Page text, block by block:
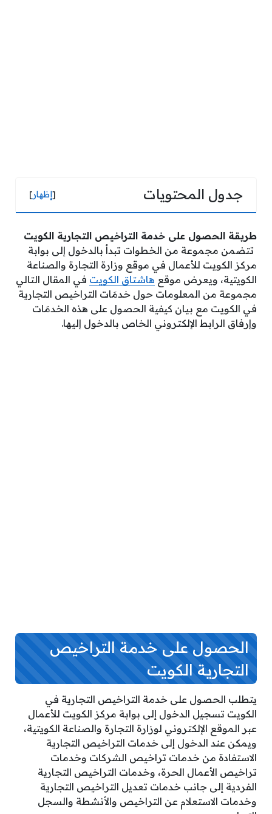
جدول المحتويات [إظهار]
طريقة الحصول على خدمة التراخيص التجارية الكويت
تتضمن مجموعة من الخطوات تبدأ بالدخول إلى بوابة
مركز الكويت للأعمال في موقع وزارة التجارة والصناعة
الكويتية، ويعرض موقع هاشتاق الكويت في المقال التالي
مجموعة من المعلومات حول خدمَات التراخيص التجارية
في الكويت مع بيان كيفية الحصول على هذه الخدمَات
وإرفاق الرابط الإلكتروني الخاص بالدخول إليها.
الحصول على خدمة التراخيص
التجارية الكويت
يتطلب الحصول على خدمة التراخيص التجارية في
الكويت تسجيل الدخول إلى بوابة مركز الكويت للأعمال
عبر الموقع الإلكتروني لوزارة التجارة والصناعة الكويتية،
ويمكن عند الدخول إلى خدمات التراخيص التجارية
الاستفادة من خدمات تراخيص الشركات وخدمات
تراخيص الأعمال الحرة، وخدمات التراخيص التجارية
الفردية إلى جانب خدمات تعديل التراخيص التجارية
وخدمات الاستعلام عن التراخيص والأنشطة والسجل